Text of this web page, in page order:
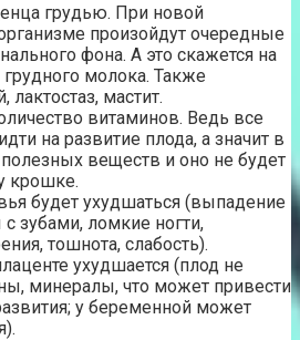
грудью. При новой
произойдут очередные
фона. А это скажется на
грудного молока. Также
лактостаз, мастит.
витаминов. Ведь все
на развитие плода, а значит в
веществ и оно не будет
крошке.
будет ухудшаться (выпадение
зубами, ломкие ногти,
тошнота, слабость).
ухудшается (плод не
минералы, что может привести
у беременной может